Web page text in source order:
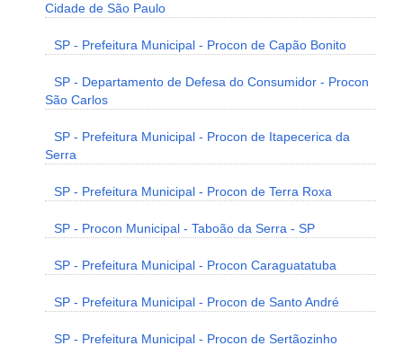
Cidade de São Paulo
SP - Prefeitura Municipal - Procon de Capão Bonito
SP - Departamento de Defesa do Consumidor - Procon
São Carlos
SP - Prefeitura Municipal - Procon de Itapecerica da
Serra
SP - Prefeitura Municipal - Procon de Terra Roxa
SP - Procon Municipal - Taboão da Serra - SP
SP - Prefeitura Municipal - Procon Caraguatatuba
SP - Prefeitura Municipal - Procon de Santo André
SP - Prefeitura Municipal - Procon de Sertãozinho